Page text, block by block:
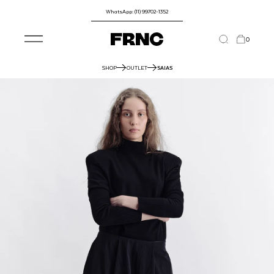
WhatsApp: (11) 99702-1352
0
SHOP OUTLET SAIAS